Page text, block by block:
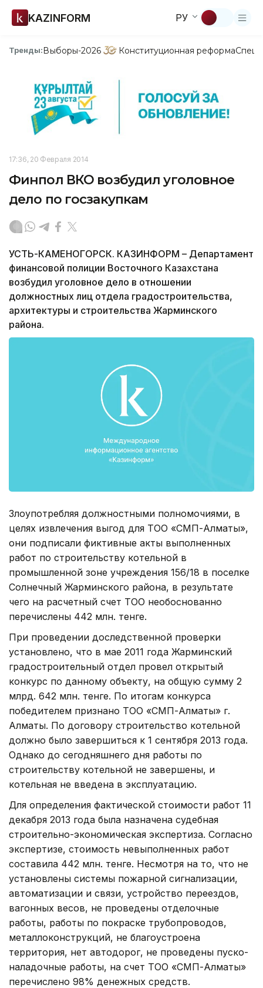
KAZINFORM РУ
Тренды:Выборы-2026 Конституционная реформа
17:36, 20 Февраля 2014
Финпол ВКО возбудил уголовное
дело по госзакупкам
УСТЬ-КАМЕНОГОРСК. КАЗИНФОРМ – Департамент
финансовой полиции Восточного Казахстана
возбудил уголовное дело в отношении
должностных лиц отдела градостроительства,
архитектуры и строительства Жарминского
района.
Злоупотребляя должностными полномочиями, в
целях извлечения выгод для ТОО «СМП-Алматы»,
они подписали фиктивные акты выполненных
работ по строительству котельной в
промышленной зоне учреждения 156/18 в поселке
Солнечный Жарминского района, в результате
чего на расчетный счет ТОО необоснованно
перечислены 442 млн. тенге.
При проведении доследственной проверки
установлено, что в мае 2011 года Жарминский
градостроительный отдел провел открытый
конкурс по данному объекту, на общую сумму 2
млрд. 642 млн. тенге. По итогам конкурса
победителем признано ТОО «СМП-Алматы» г.
Алматы. По договору строительство котельной
должно было завершиться к 1 сентября 2013 года.
Однако до сегодняшнего дня работы по
строительству котельной не завершены, и
котельная не введена в эксплуатацию.
Для определения фактической стоимости работ 11
декабря 2013 года была назначена судебная
строительно-экономическая экспертиза. Согласно
экспертизе, стоимость невыполненных работ
составила 442 млн. тенге. Несмотря на то, что не
установлены системы пожарной сигнализации,
автоматизации и связи, устройство переездов,
вагонных весов, не проведены отделочные
работы, работы по покраске трубопроводов,
металлоконструкций, не благоустроена
территория, нет автодорог, не проведены пуско-
наладочные работы, на счет ТОО «СМП-Алматы»
перечислено 98% денежных средств.